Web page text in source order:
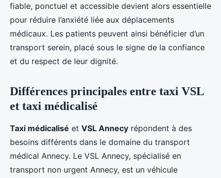
fiable, ponctuel et accessible devient alors essentielle
pour réduire l’anxiété liée aux déplacements
médicaux. Les patients peuvent ainsi bénéficier d’un
transport serein, placé sous le signe de la confiance
et du respect de leur dignité.
Différences principales entre taxi VSL
et taxi médicalisé
Taxi médicalisé et VSL Annecy répondent à des
besoins différents dans le domaine du transport
médical Annecy. Le VSL Annecy, spécialisé en
transport non urgent Annecy, est un véhicule